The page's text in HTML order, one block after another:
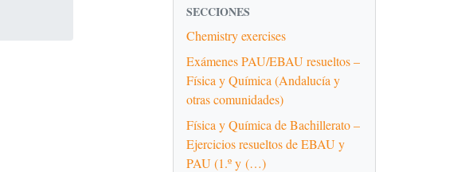
SECCIONES
Chemistry exercises
Exámenes PAU/EBAU resueltos –
Física y Química (Andalucía y
otras comunidades)
Física y Química de Bachillerato –
Ejercicios resueltos de EBAU y
PAU (1.º y (…)